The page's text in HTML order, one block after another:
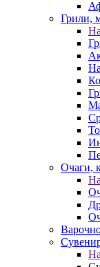
Грили,
Очаги,